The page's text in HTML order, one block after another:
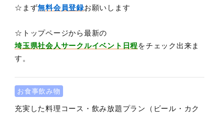
☆まず無料会員登録お願いします
☆トップページから最新の
埼玉県社会人サークルイベント日程をチェック出来ま
す。
お食事飲み物
充実した料理コース・飲み放題プラン（ビール・カク